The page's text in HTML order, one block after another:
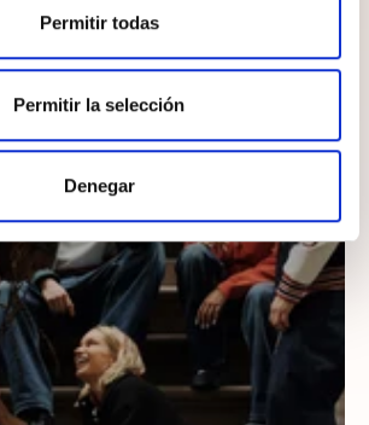
Permitir todas
Permitir la selección
Denegar